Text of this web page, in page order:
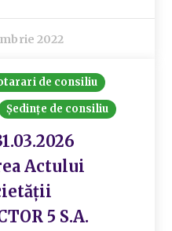
2022
de consiliu
Ședințe de consiliu
Actului
5 S.A.